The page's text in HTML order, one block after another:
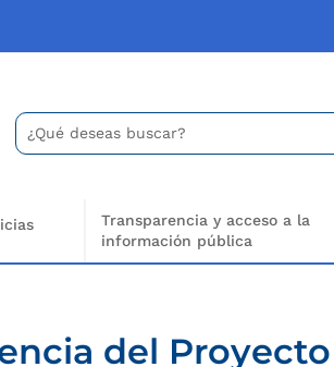
Buscar:
Search
for...
Transparencia y acceso a la
información pública
del